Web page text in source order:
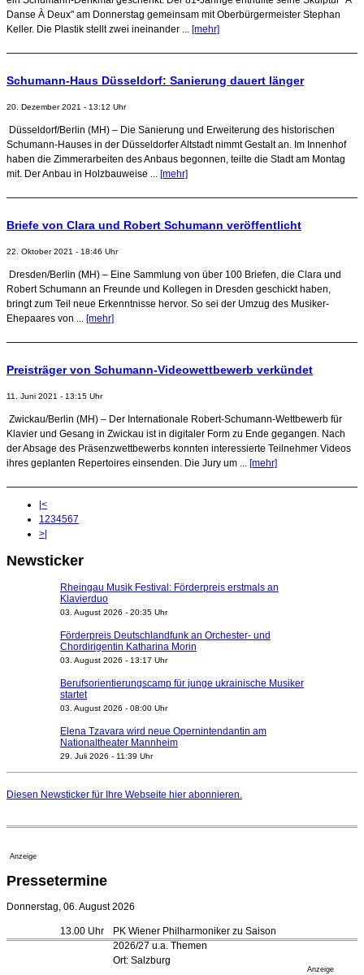
Danse À Deux" am Donnerstag gemeinsam mit Oberbürgermeister Stephan
Keller. Die Plastik stellt zwei ineinander ... [mehr]
Schumann-Haus Düsseldorf: Sanierung dauert länger
20. Dezember 2021 - 13:12 Uhr
Düsseldorf/Berlin (MH) – Die Sanierung und Erweiterung des historischen
Schumann-Hauses in der Düsseldorfer Altstadt nimmt Gestalt an. Im Innenhof
haben die Zimmerarbeiten des Anbaus begonnen, teilte die Stadt am Montag
mit. Der Anbau in Holzbauweise ... [mehr]
Briefe von Clara und Robert Schumann veröffentlicht
22. Oktober 2021 - 18:46 Uhr
Dresden/Berlin (MH) – Eine Sammlung von über 100 Briefen, die Clara und
Robert Schumann an Freunde und Kollegen in Dresden geschickt haben,
bringt zum Teil neue Erkenntnisse hervor. So sei der Umzug des Musiker-
Ehepaares von ... [mehr]
Preisträger von Schumann-Videowettbewerb verkündet
11. Juni 2021 - 13:15 Uhr
Zwickau/Berlin (MH) – Der Internationale Robert-Schumann-Wettbewerb für
Klavier und Gesang in Zwickau ist in digitaler Form zu Ende gegangen. Nach
der Absage des Präsenzwettbewerbs konnten interessierte Teilnehmer Videos
ihres geplanten Repertoires einsenden. Die Jury um ... [mehr]
|<
1 234567
>|
Newsticker
Rheingau Musik Festival: Förderpreis erstmals an
Klavierduo
03. August 2026 - 20:35 Uhr
Förderpreis Deutschlandfunk an Orchester- und
Chordirigentin Katharina Morin
03. August 2026 - 13:17 Uhr
Berufsorientierungscamp für junge ukrainische Musiker
startet
03. August 2026 - 08:00 Uhr
Elena Tzavara wird neue Opernintendantin am
Nationaltheater Mannheim
29. Juli 2026 - 11:39 Uhr
geht 2027
Kammerorchester Heilbronn: Chefdirigent Risto Joost
Opernhäuser gedenken vertriebener jüdischer
Ensemblemitglieder
Festspiele
17. Juli 2026 - 18:03 Uhr
Diesen Newsticker für Ihre Webseite hier abonnieren.
Anzeige
Pressetermine
Donnerstag, 06. August 2026
13.00 Uhr
PK Wiener Philharmoniker zu Saison
2026/27 u.a. Themen
Ort: Salzburg
Anzeige